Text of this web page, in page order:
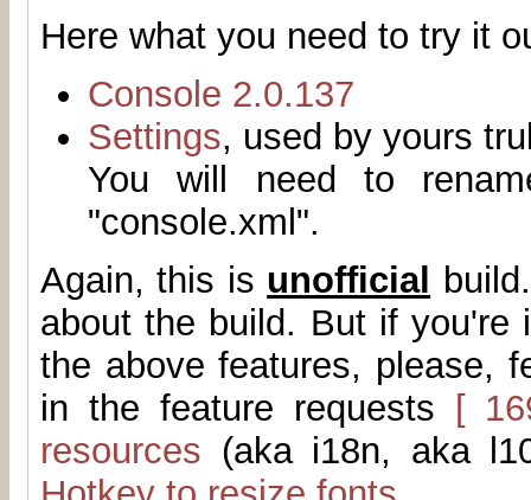
Here what you need to try it
Console 2.0.137
Settings, used by yours
You will need to
"console.xml".
Again, this is unofficial
about the build. But if you're
the above features, please,
in the feature requests
[
resources (aka i18n, aka